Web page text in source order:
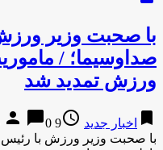
با صحبت وزیر
صداوسیما؛ /
ورزش تمدید شد
bookmark اخبار جدید access_time
9 years ago
person chat_bubble0
با صحبت وزیر ورزش با